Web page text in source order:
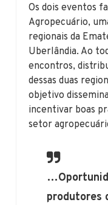
Os dois eventos
Agropecuário,
regionais da
Uberlândia. Ao
encontros,
dessas duas
objetivo
incentivar boas
setor
produtores